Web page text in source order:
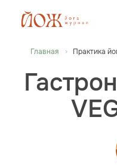
Главная Практика